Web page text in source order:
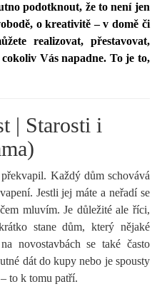
podotknout, že to není jen
o kreativitě – v domě či
realizovat, přestavovat,
Vás napadne. To je to,
| Starosti i
Každý dům schovává
Jestli jej máte a neřadí se
mluvím. Je důležité ale říci,
stane dům, který nějaké
novostavbách se také často
dát do kupy nebo je spousty
to k tomu patří.